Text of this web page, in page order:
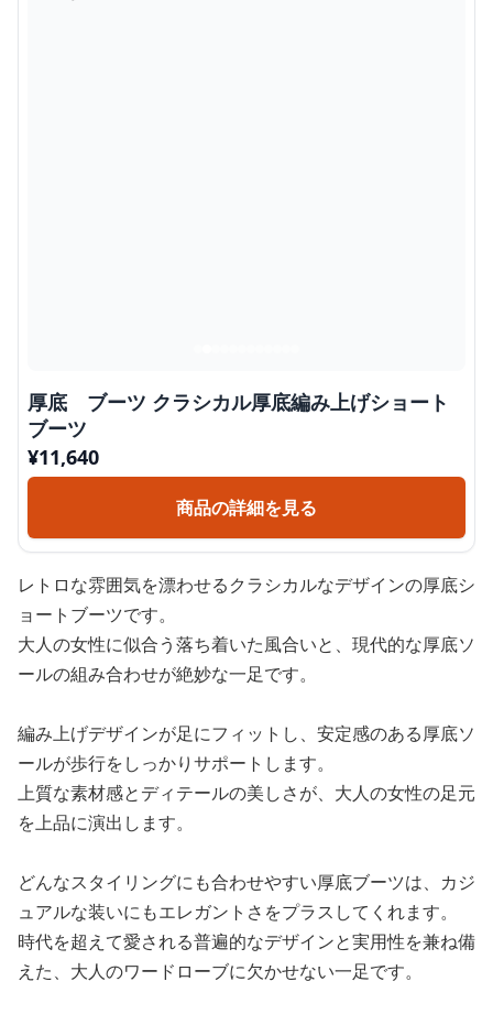
厚底 ブーツ クラシカル厚底編み上げショート
ブーツ
¥11,640
商品の詳細を見る
レトロな雰囲気を漂わせるクラシカルなデザインの厚底シ
ョートブーツです。
大人の女性に似合う落ち着いた風合いと、現代的な厚底ソ
ールの組み合わせが絶妙な一足です。
編み上げデザインが足にフィットし、安定感のある厚底ソ
ールが歩行をしっかりサポートします。
上質な素材感とディテールの美しさが、大人の女性の足元
を上品に演出します。
どんなスタイリングにも合わせやすい厚底ブーツは、カジ
ュアルな装いにもエレガントさをプラスしてくれます。
時代を超えて愛される普遍的なデザインと実用性を兼ね備
えた、大人のワードローブに欠かせない一足です。